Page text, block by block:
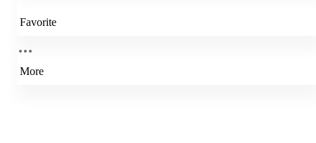
Favorite
More